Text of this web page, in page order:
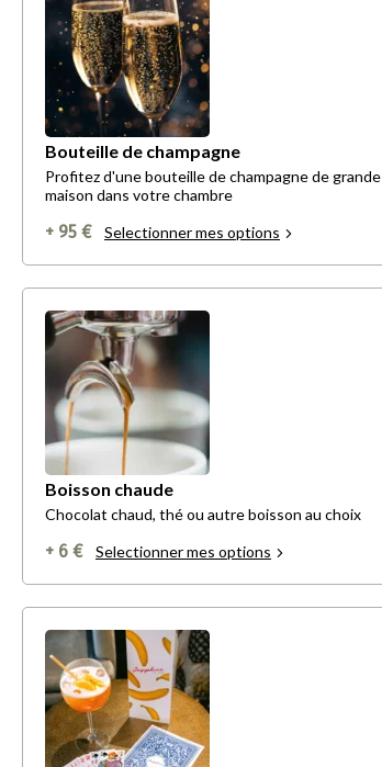
Bouteille de champagne
Profitez d'une bouteille de champagne de grande
maison dans votre chambre
+ 95 € Selectionner mes options
Boisson chaude
Chocolat chaud, thé ou autre boisson au choix
+ 6 € Selectionner mes options